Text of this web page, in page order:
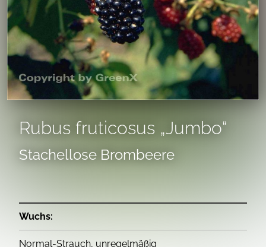
Rubus fruticosus „Jumbo“
Stachellose Brombeere
Wuchs:
Normal-Strauch, unregelmäßig